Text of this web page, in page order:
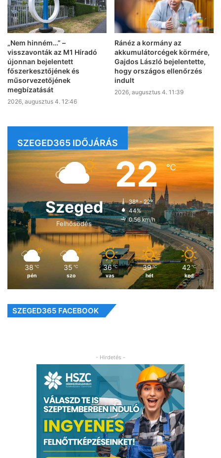
„Nem hinném…” –
visszavonták az M1 Híradó
újonnan bejelentett
főszerkesztőjének és
műsorvezetőjének
megbízatását
2026, augusztus 4. 12:46
Ránéz a kormány az
akkumulátorcégek körmére,
Gajdos László bejelentette,
hogy országos ellenőrzés
indult
2026, augusztus 4. 11:39
SZEGED365 IDŐJÁRÁS
Szeged
Felhősödés
22℃
38º - 22º
44%
0.56 km/h
38 ℃
pén
35 ℃
szo
36 ℃
vas
39 ℃
hét
42 ℃
ked
SZEGED365 FACEBOOK
- Hirdetés -